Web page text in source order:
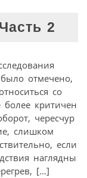
2
отмечено,
со
более критичен
чересчур
слишком
если
наглядны
[…]